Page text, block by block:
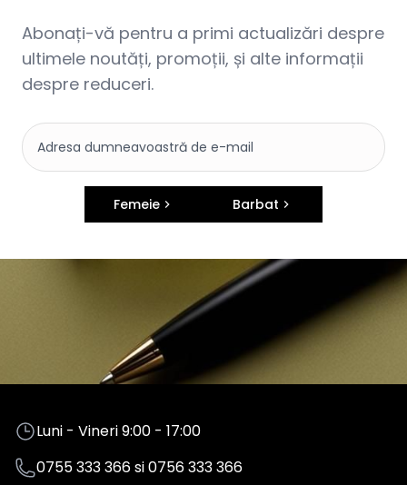
Abonați-vă pentru a primi actualizări despre
ultimele noutăți, promoții, și alte informații
despre reduceri.
Femeie Barbat
Luni - Vineri 9:00 - 17:00
0755 333 366si0756 333 366